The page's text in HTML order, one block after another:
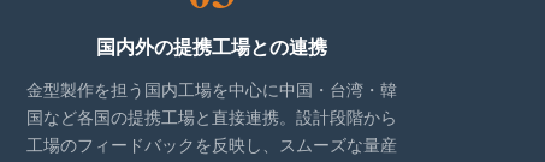
国内外の提携工場との連携
金型製作を担う国内工場を中心に中国・台湾・韓
国など各国の提携工場と直接連携。設計段階から
工場のフィードバックを反映し、スムーズな量産